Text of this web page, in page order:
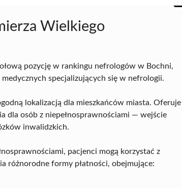
Wielkiego
pozycję w rankingu nefrologów w Bochni,
specjalizujących się w nefrologii.
lokalizacją dla mieszkańców miasta. Oferuje
dla osób z niepełnosprawnościami — wejście
inwalidzkich.
pacjenci mogą korzystać z
różnorodne formy płatności, obejmujące: